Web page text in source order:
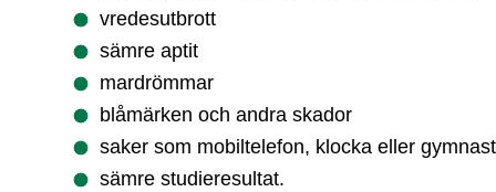
vredesutbrott
sämre aptit
mardrömmar
blåmärken och andra skador
saker som mobiltelefon, klocka eller
sämre studieresultat.